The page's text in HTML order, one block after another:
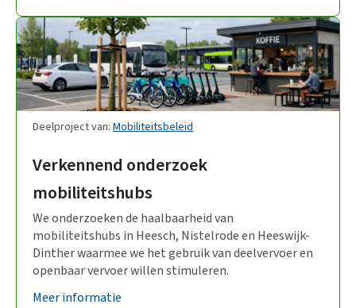
Deelproject van: Mobiliteitsbeleid
Verkennend onderzoek
mobiliteitshubs
We onderzoeken de haalbaarheid van
mobiliteitshubs in Heesch, Nistelrode en Heeswijk-
Dinther waarmee we het gebruik van deelvervoer en
openbaar vervoer willen stimuleren.
Meer informatie